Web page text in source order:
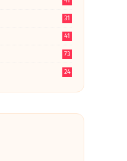
31
41
73
24